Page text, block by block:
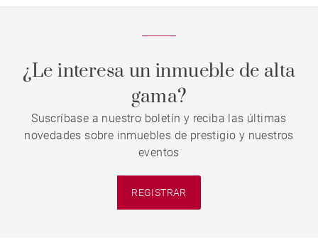
¿Le interesa un inmueble de alta
gama?
Suscríbase a nuestro boletín y reciba las últimas
novedades sobre inmuebles de prestigio y nuestros
eventos
REGISTRAR